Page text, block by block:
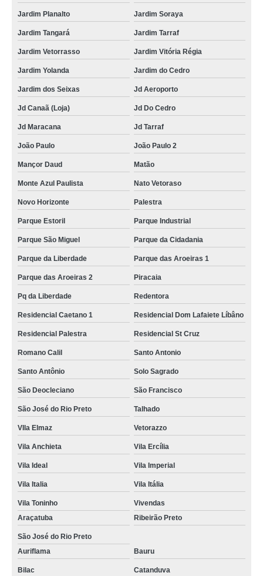
Jardim Planalto Jardim Soraya
Jardim Tangará Jardim Tarraf
Jardim Vetorrasso Jardim Vitória Régia
Jardim Yolanda Jardim do Cedro
Jardim dos Seixas Jd Aeroporto
Jd Canaã (Loja) Jd Do Cedro
Jd Maracana Jd Tarraf
João Paulo João Paulo 2
Mançor Daud Matão
Monte Azul Paulista Nato Vetoraso
Novo Horizonte Palestra
Parque Estoril Parque Industrial
Parque São Miguel Parque da Cidadania
Parque da Liberdade Parque das Aroeiras 1
Parque das Aroeiras 2 Piracaia
Pq da Liberdade Redentora
Residencial Caetano 1 Residencial Dom Lafaiete Líbâno
Residencial Palestra Residencial St Cruz
Romano Calil Santo Antonio
Santo Antônio Solo Sagrado
São Deocleciano São Francisco
São José do Rio Preto Talhado
VIla Elmaz Vetorazzo
Vila Anchieta Vila Ercília
Vila Ideal Vila Imperial
Vila Italia Vila Itália
Vila Toninho
Vivendas
Araçatuba
Ribeirão Preto
São José do Rio Preto
Auriflama
Bauru
Bilac Catanduva